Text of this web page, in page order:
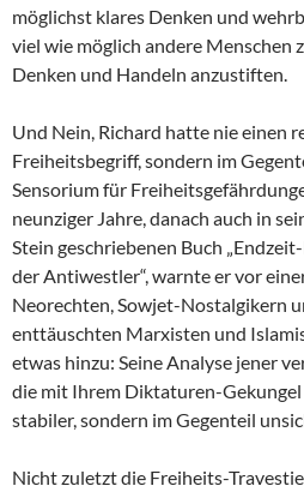
möglichst klares Denken und
viel wie möglich andere Menschen
Denken und Handeln anzustiften.
Und Nein, Richard hatte nie einen
Freiheitsbegriff, sondern im
Sensorium für
neunziger Jahre, danach auch in
Stein geschriebenen Buch
der Antiwestler“, warnte er vor
Neorechten, Sowjet-Nostalgikern
enttäuschten Marxisten und
etwas hinzu: Seine Analyse jener
die mit Ihrem Diktaturen-
stabiler, sondern im Gegenteil
Nicht zuletzt die Freiheits-